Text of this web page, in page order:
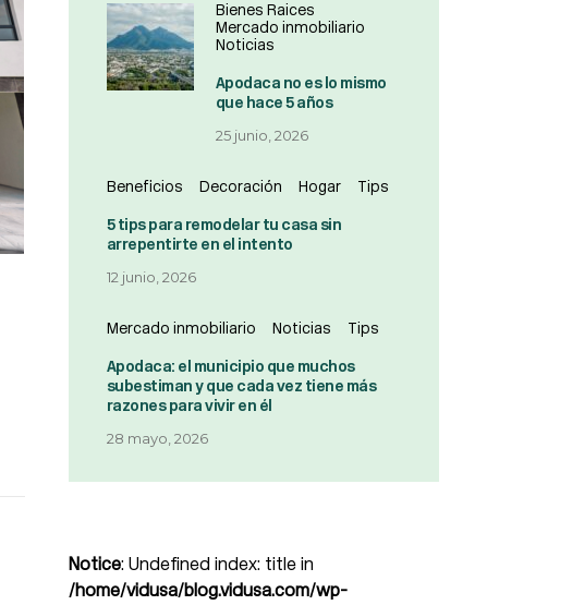
Bienes Raices
Mercado inmobiliario
Noticias
Apodaca no es lo mismo
que hace 5 años
25 junio, 2026
Beneficios Decoración Hogar Tips
5 tips para remodelar tu casa sin
arrepentirte en el intento
12 junio, 2026
Mercado inmobiliario Noticias Tips
Apodaca: el municipio que muchos
subestiman y que cada vez tiene más
razones para vivir en él
28 mayo, 2026
Notice: Undefined index: title in
/home/vidusa/blog.vidusa.com/wp-